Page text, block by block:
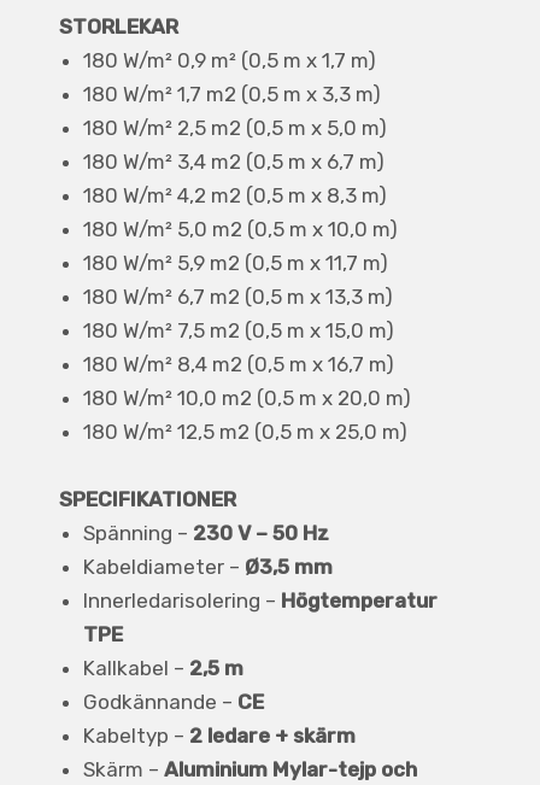
STORLEKAR
180 W/m² 0,9 m² (0,5 m x 1,7 m)
180 W/m² 1,7 m2 (0,5 m x 3,3 m)
180 W/m² 2,5 m2 (0,5 m x 5,0 m)
180 W/m² 3,4 m2 (0,5 m x 6,7 m)
180 W/m² 4,2 m2 (0,5 m x 8,3 m)
180 W/m² 5,0 m2 (0,5 m x 10,0 m)
180 W/m² 5,9 m2 (0,5 m x 11,7 m)
180 W/m² 6,7 m2 (0,5 m x 13,3 m)
180 W/m² 7,5 m2 (0,5 m x 15,0 m)
180 W/m² 8,4 m2 (0,5 m x 16,7 m)
180 W/m² 10,0 m2 (0,5 m x 20,0 m)
180 W/m² 12,5 m2 (0,5 m x 25,0 m)
SPECIFIKATIONER
Spänning – 230 V – 50 Hz
Kabeldiameter – Ø3,5 mm
Innerledarisolering – Högtemperatur
TPE
Kallkabel – 2,5 m
Godkännande – CE
Kabeltyp – 2 ledare + skärm
Skärm – Aluminium Mylar-tejp och